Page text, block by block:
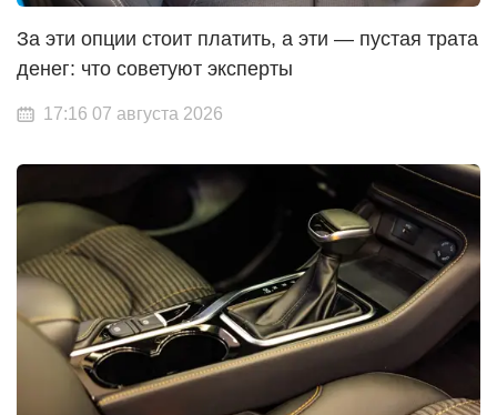
За эти опции стоит платить, а эти — пустая трата
денег: что советуют эксперты
17:16 07 августа 2026